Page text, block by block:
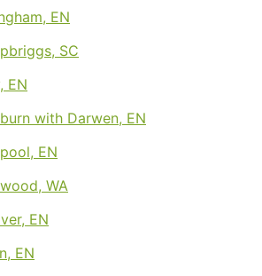
EN
SC
EN
with Darwen, EN
EN
WA
EN
EN